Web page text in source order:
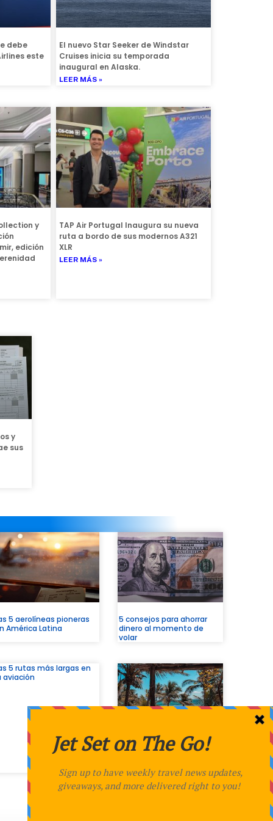
debe
este
El nuevo Star Seeker de Windstar
Cruises inicia su temporada
inaugural en Alaska.
LEER MÁS »
y
edición
TAP Air Portugal Inaugura su nueva
ruta a bordo de sus modernos A321
XLR
LEER MÁS »
y
sus
5 aerolíneas pioneras
América Latina
5 consejos para ahorrar
dinero al momento de
volar
5 rutas más largas en
aviación
Kathy Buccio nos comenta